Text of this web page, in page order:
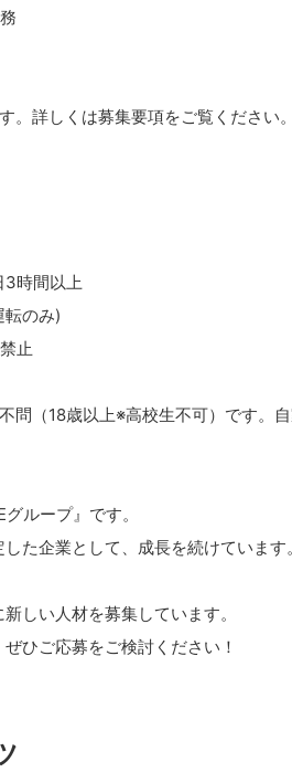
。詳しくは募集要項をご覧ください。
3時間以上
転のみ)
止
問（18歳以上※高校生不可）です。
ループ』です。
た企業として、成長を続けています。
しい人材を募集しています。
ひご応募をご検討ください！